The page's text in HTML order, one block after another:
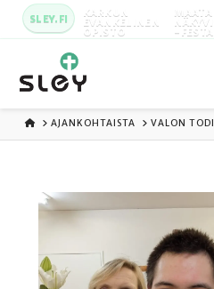
SLEY.FI KARKUN
EVANKELINEN
OPISTO
MAATA
-
ETUSIVU
AJANKOHTAISTA VALON